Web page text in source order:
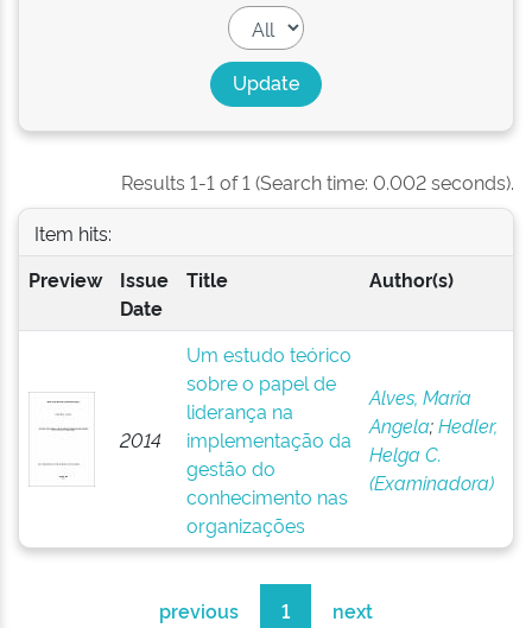
Results 1-1 of 1 (Search time: 0.002 seconds).
Item hits:
Preview
Issue
Date
Title Author(s)
2014
Um estudo teórico
sobre o papel de
liderança na
implementação da
gestão do
conhecimento nas
organizações
Alves, Maria
Angela;Hedler,
Helga C.
(Examinadora)
previous 1 next